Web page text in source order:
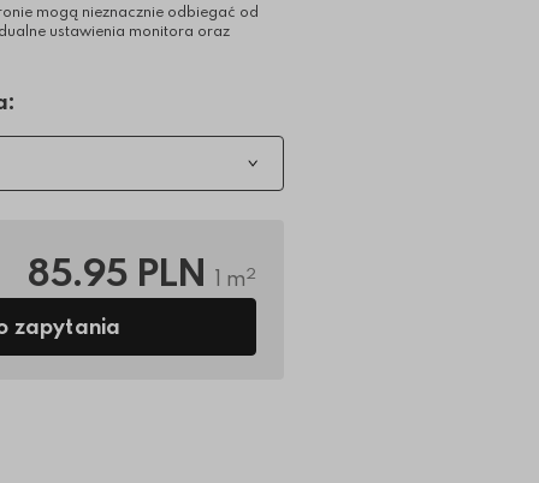
mogą nieznacznie odbiegać od
ustawienia monitora oraz
85.95 PLN 1 m2
zapytania